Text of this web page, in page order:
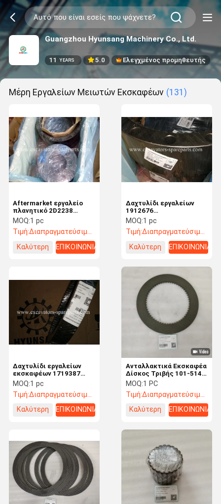
Guangzhou Hyunsang Machinery Co., Ltd.
11 YEARS 5.0 Ελεγχμένος προμηθευτής
Μέρη Εργαλείων Μειωτών Εκσκαφέων (131)
Aftermarket εργαλείο
πλανητικό 2D2238
9M4321 ΓΑΤΩΝ E325C
MOQ:1 pc
Τιμή:Διαπραγματεύσιμος
Καλύτερη
ΕΠΙΚΟΙΝΩΝΙΑ
Δαχτυλίδι εργαλείων
1912676
αντικατάστασης για τη
ΓΑΤΑ E325C
MOQ:1 pc
Τιμή:Διαπραγματεύσιμος
Καλύτερη
ΕΠΙΚΟΙΝΩΝΙΑ
Δαχτυλίδι εργαλείων
εκσκαφέων 1719387
ΓΑΤΩΝ
MOQ:1 pc
Τιμή:Διαπραγματεύσιμος
Καλύτερη
ΕΠΙΚΟΙΝΩΝΙΑ
Ανταλλακτικά Εκσκαφέα
Δίσκος Τριβής 101-5141
Για D7R D6R D6M D5M
D6N D5N
MOQ:1 PC
Τιμή:Διαπραγματεύσιμος
Καλύτερη
ΕΠΙΚΟΙΝΩΝΙΑ